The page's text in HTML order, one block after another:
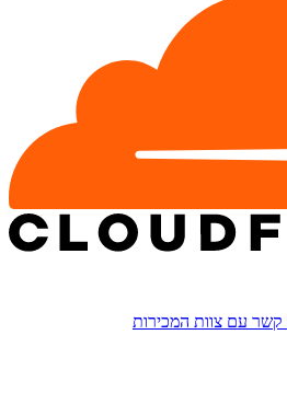
קשר עם צוות המכירות